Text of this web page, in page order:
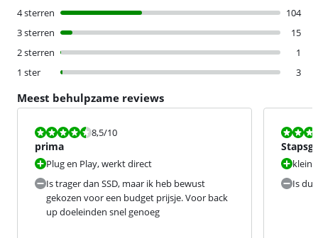
4 sterren
104
3 sterren
15
2 sterren
1
1 ster
3
Meest behulpzame reviews
Beoordeling is 8,5 van de 10.
8,5/10
prima
Plug en Play, werkt direct
Is trager dan SSD, maar ik heb bewust
gekozen voor een budget prijsje. Voor back
up doeleinden snel genoeg
klein
Is